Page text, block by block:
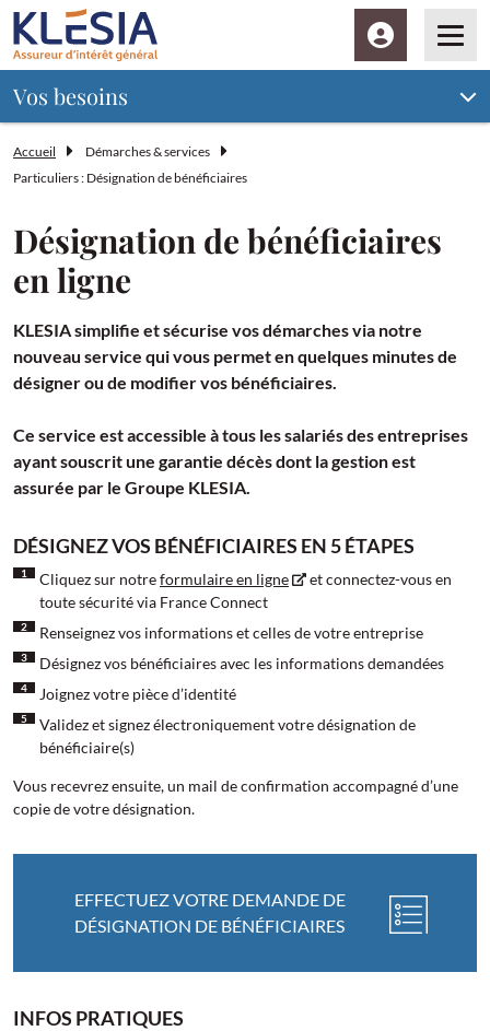
Espace client
Vos besoins
Accueil
Démarches & services
Particuliers : Désignation de bénéficiaires
Désignation de bénéficiaires
en ligne
KLESIA simplifie et sécurise vos démarches via notre
nouveau service qui vous permet en quelques minutes de
désigner ou de modifier vos bénéficiaires.
Ce service est accessible à tous les salariés des entreprises
ayant souscrit une garantie décès dont la gestion est
assurée par le Groupe KLESIA.
DÉSIGNEZ VOS BÉNÉFICIAIRES EN 5 ÉTAPES
Cliquez sur notreformulaire en ligne
et connectez-vous en
toute sécurité via France Connect
Renseignez vos informations et celles de votre entreprise
Désignez vos bénéficiaires avec les informations demandées
Joignez votre pièce d’identité
Validez et signez électroniquement votre désignation de
bénéficiaire(s)
Vous recevrez ensuite, un mail de confirmation accompagné d’une
copie de votre désignation.
EFFECTUEZ VOTRE DEMANDE DE
DÉSIGNATION DE BÉNÉFICIAIRES
INFOS PRATIQUES